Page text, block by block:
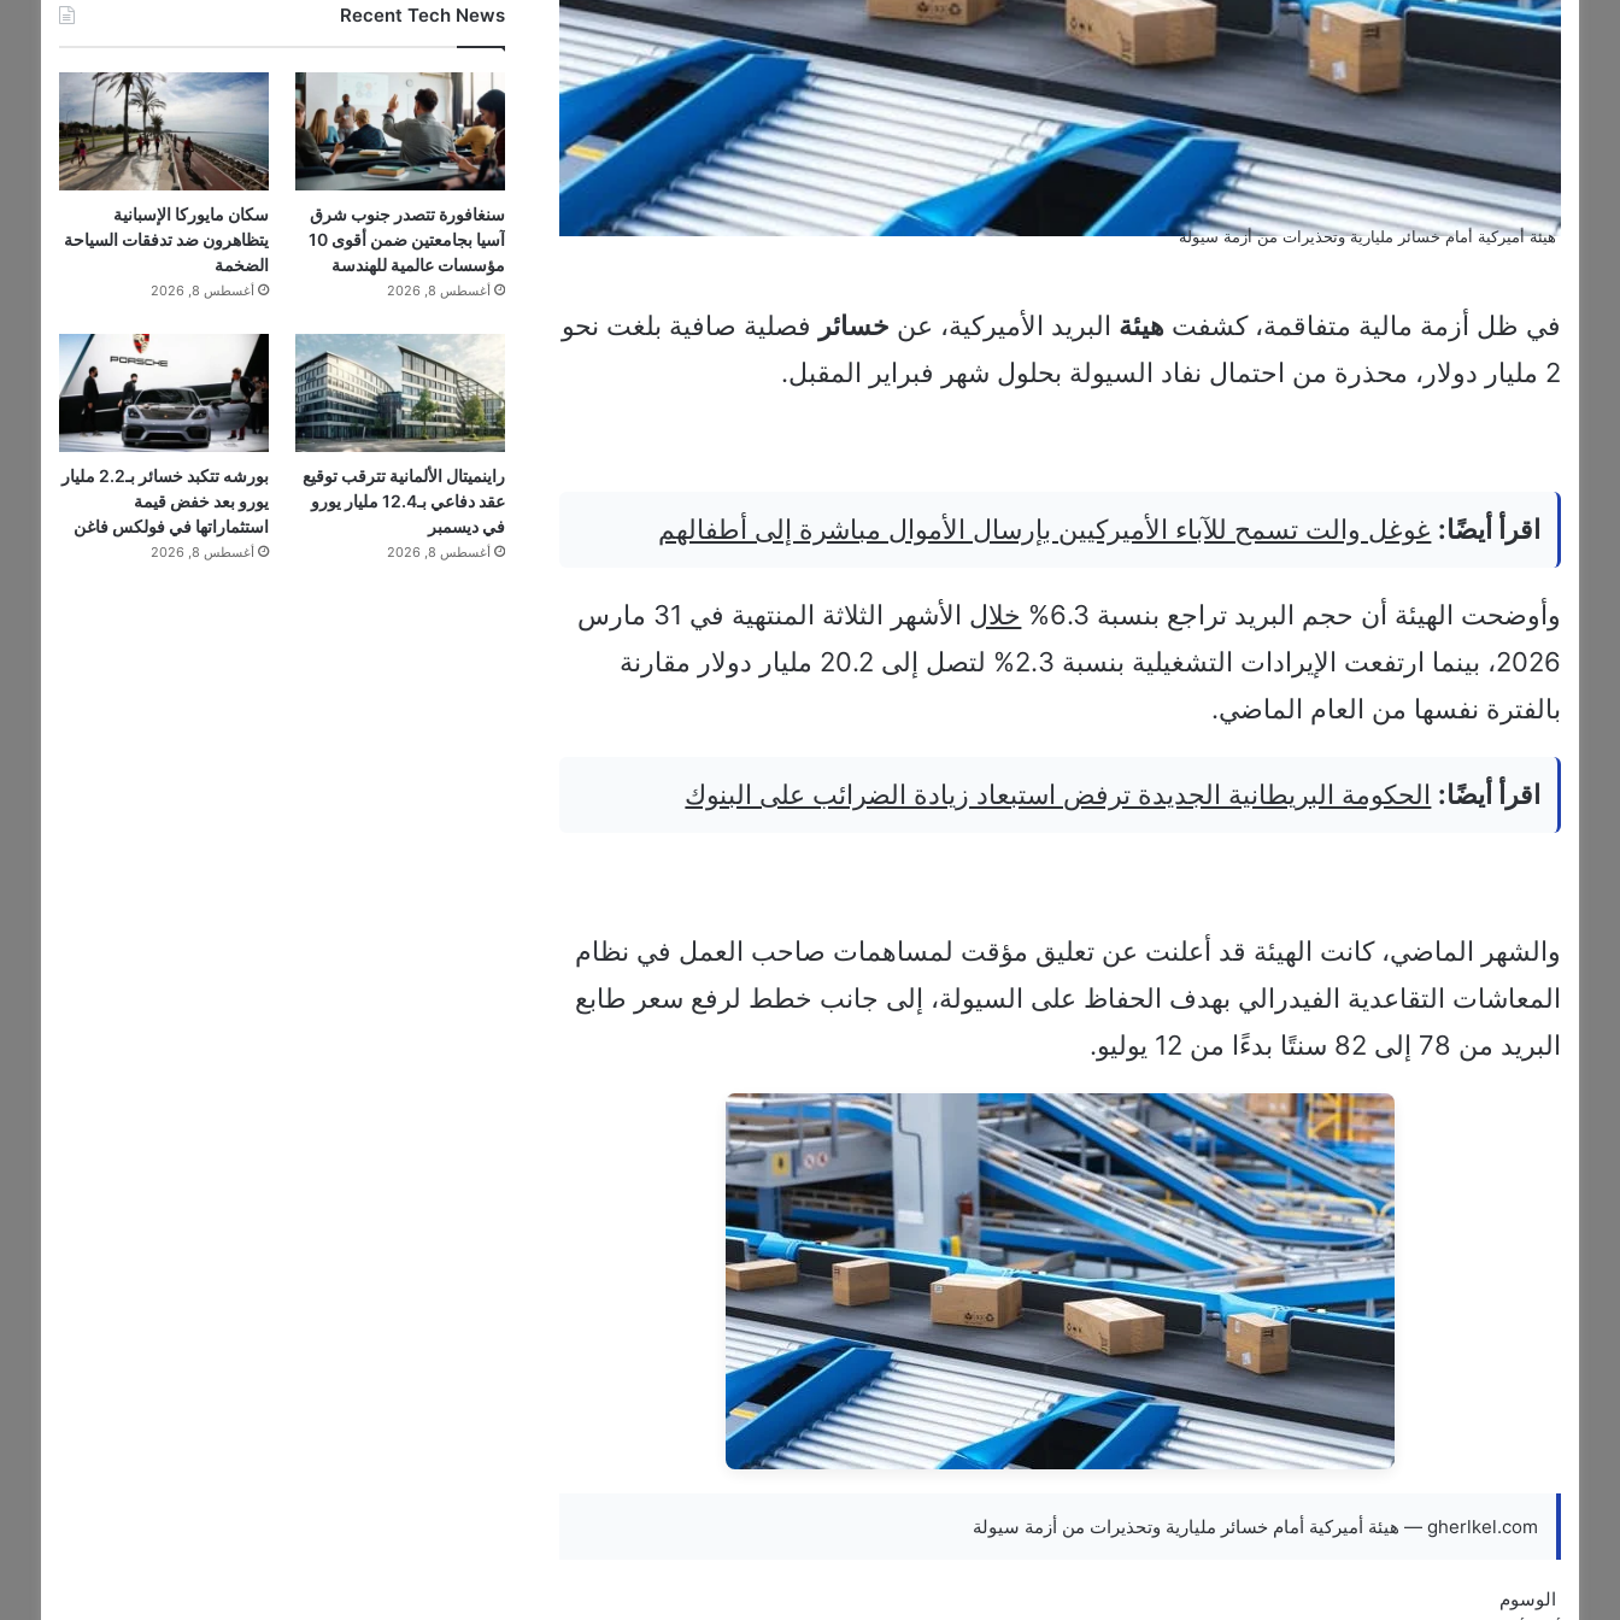
هيئة أميركية أمام خسائر مليارية وتحذيرات من أزمة سيولة
في ظل أزمة مالية متفاقمة، كشفت هيئة البريد الأميركية، عن خسائر فصلية صافية بلغت نحو
2 مليار دولار، محذرة من احتمال نفاد السيولة بحلول شهر فبراير المقبل.
اقرأ أيضًا: غوغل والت تسمح للآباء الأميركيين بإرسال الأموال مباشرة إلى أطفالهم
وأوضحت الهيئة أن حجم البريد تراجع بنسبة 6.3% خلال
الأشهر الثلاثة المنتهية في 31 مارس
2026، بينما ارتفعت الإيرادات التشغيلية بنسبة 2.3% لتصل إلى 20.2 مليار دولار مقارنة
بالفترة نفسها من العام الماضي.
اقرأ أيضًا: الحكومة البريطانية الجديدة ترفض استبعاد زيادة الضرائب على البنوك
والشهر الماضي، كانت الهيئة قد أعلنت عن تعليق مؤقت لمساهمات صاحب العمل في نظام
المعاشات التقاعدية الفيدرالي بهدف الحفاظ على السيولة، إلى جانب خطط لرفع سعر طابع
البريد من 78 إلى 82 سنتًا بدءًا من 12 يوليو.
gherlkel.com — هيئة أميركية أمام خسائر مليارية وتحذيرات من أزمة سيولة
الوسوم
Recent Tech News
سنغافورة تتصدر جنوب شرق
آسيا بجامعتين ضمن أقوى 10
مؤسسات عالمية للهندسة
أغسطس 8, 2026
سكان مايوركا الإسبانية
يتظاهرون ضد تدفقات السياحة
الضخمة
أغسطس 8, 2026
راينميتال الألمانية تترقب توقيع
عقد دفاعي بـ12.4 مليار يورو
في ديسمبر
أغسطس 8, 2026
بورشه تتكبد خسائر بـ2.2 مليار
يورو بعد خفض قيمة
استثماراتها في فولكس فاغن
أغسطس 8, 2026